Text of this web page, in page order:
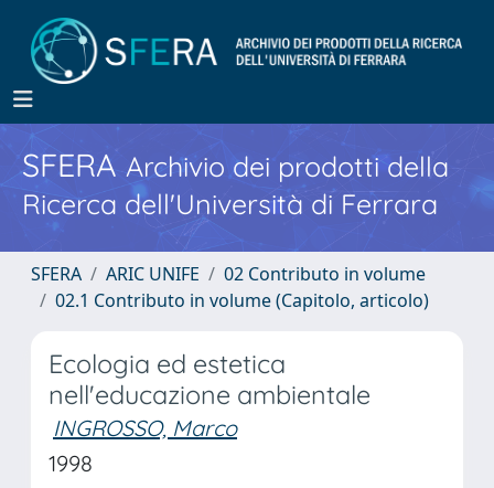
SFERA Archivio dei prodotti della
Ricerca dell'Università di Ferrara
SFERA ARIC UNIFE
02 Contributo in volume
02.1 Contributo in volume (Capitolo, articolo)
Ecologia ed estetica
nell'educazione ambientale
INGROSSO, Marco
1998